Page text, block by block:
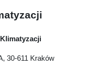
30-611 Kraków